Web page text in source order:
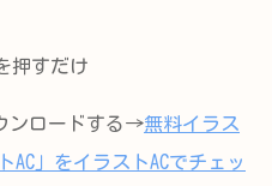
押すだけ
ンロードする→無料イラス
AC」をイラストACでチェッ